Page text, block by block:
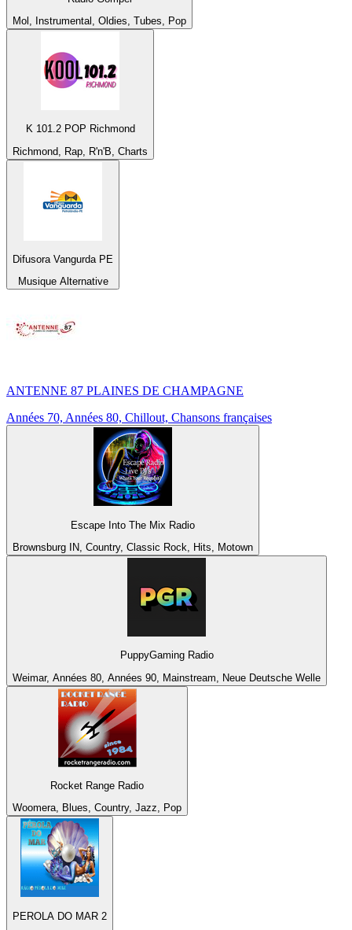
Mol, Instrumental, Oldies, Tubes, Pop
K 101.2 POP Richmond
Richmond, Rap, R'n'B, Charts
Difusora Vangurda PE
Musique Alternative
ANTENNE 87 PLAINES DE CHAMPAGNE
Années 70, Années 80, Chillout, Chansons françaises
Escape Into The Mix Radio
Brownsburg IN, Country, Classic Rock, Hits, Motown
PuppyGaming Radio
Weimar, Années 80, Années 90, Mainstream, Neue Deutsche Welle
Rocket Range Radio
Woomera, Blues, Country, Jazz, Pop
PEROLA DO MAR 2